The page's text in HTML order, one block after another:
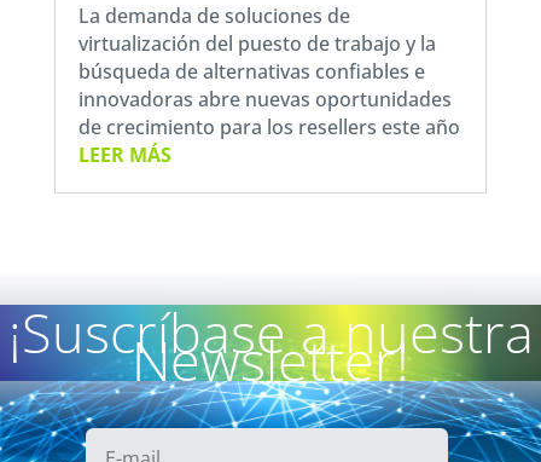
La demanda de soluciones de
virtualización del puesto de trabajo y la
búsqueda de alternativas confiables e
innovadoras abre nuevas oportunidades
de crecimiento para los resellers este año
LEER MÁS
¡Suscríbase a nuestra
Newsletter!